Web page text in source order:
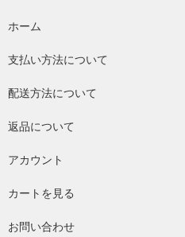
ホーム
支払い方法について
配送方法について
返品について
アカウント
カートを見る
お問い合わせ